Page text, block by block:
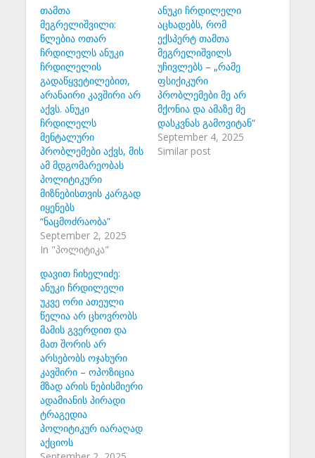
თამთა
მეგრელიშვილი:
წლებია ოთარ
ჩრდილელს ანუკი
ჩრდილელის
გადაწყვეტილებით,
არანაირი კავშირი არ
აქვს. ანუკი
ჩრდილელს
მენტალური
პრობლემები აქვს, მის
ამ მდგომარეობას
პოლიტიკური
მიზნებისთვის კარგად
იყენებს
“ნაცმოძრაობა”
September 2, 2025
In "პოლიტიკა"
ანუკი ჩრდილელი
აცხადებს, რომ
ექსპერტ თამთა
მეგრელიშვილს
უჩივლებს – „რამე
ფსიქიკური
პრობლემები მე არ
მქონია და ამაზე მე
დასკვნას გამოვიტან“
September 4, 2025
Similar post
დავით ჩიხელიძე:
ანუკი ჩრდილელი
უკვე ორი ათეული
წელია არ ცხოვრობს
მამის გვერდით და
მათ შორის არ
არსებობს ოჯახური
კავშირი – ოპოზიცია
მზად არის ნებისმიერი
ადამიანის პირადი
ტრაგედია
პოლიტიკურ იარაღად
აქციოს